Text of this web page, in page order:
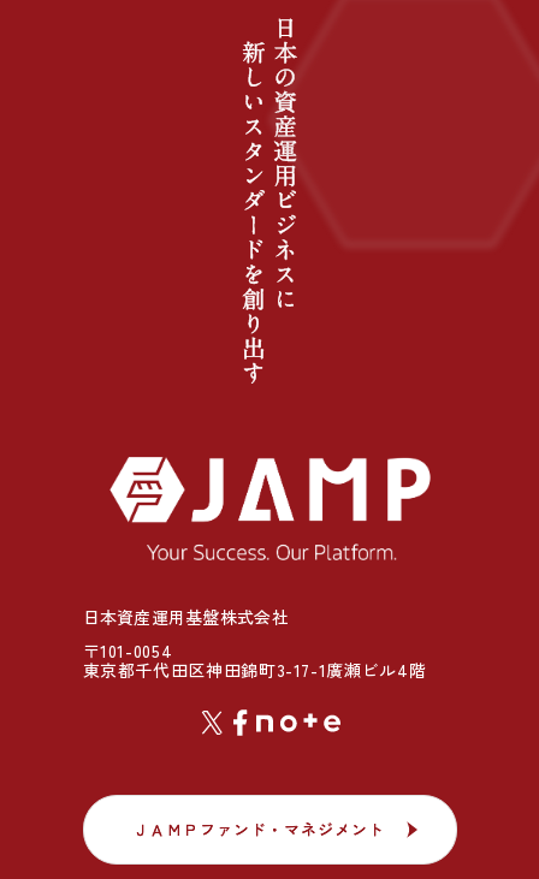
日本資産運用基盤株式会社
〒101-0054
東京都千代田区神田錦町3-17-1廣瀬ビル4階
ＪＡＭＰファンド・マネジメント
ＪＡＭＰファンド・マネジメント